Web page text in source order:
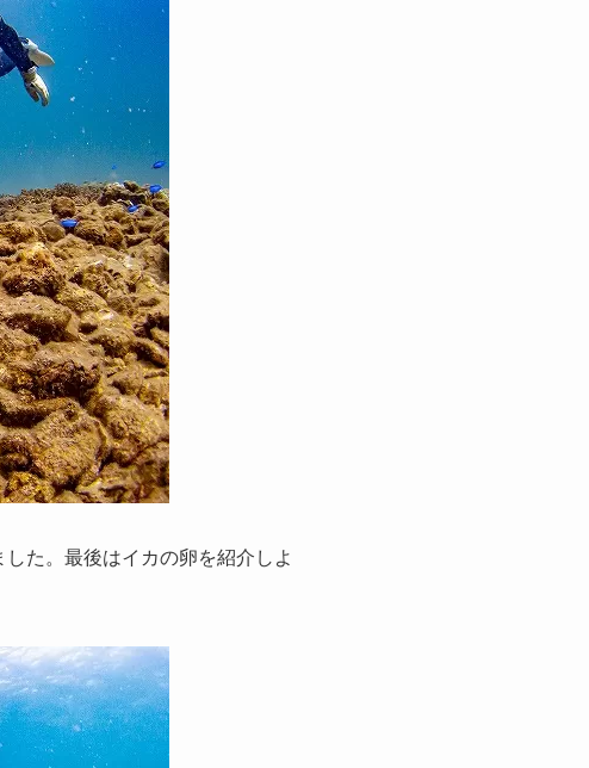
た。最後はイカの卵を紹介しよ